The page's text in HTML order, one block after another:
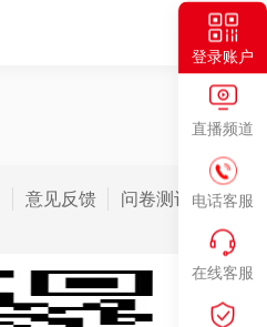
登录账户
直播频道
电话客服
在线客服
意见反馈 问卷测评